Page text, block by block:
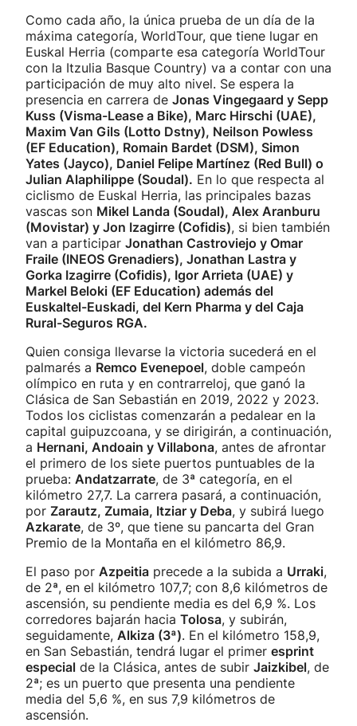
Como cada año, la única prueba de un día de la
máxima categoría, WorldTour, que tiene lugar en
Euskal Herria (comparte esa categoría WorldTour
con la Itzulia Basque Country) va a contar con una
participación de muy alto nivel. Se espera la
presencia en carrera de Jonas Vingegaard y Sepp
Kuss (Visma-Lease a Bike), Marc Hirschi (UAE),
Maxim Van Gils (Lotto Dstny), Neilson Powless
(EF Education), Romain Bardet (DSM), Simon
Yates (Jayco), Daniel Felipe Martínez (Red Bull) o
Julian Alaphilippe (Soudal). En lo que respecta al
ciclismo de Euskal Herria, las principales bazas
vascas son Mikel Landa (Soudal), Alex Aranburu
(Movistar) y Jon Izagirre (Cofidis), si bien también
van a participar Jonathan Castroviejo y Omar
Fraile (INEOS Grenadiers), Jonathan Lastra y
Gorka Izagirre (Cofidis), Igor Arrieta (UAE) y
Markel Beloki (EF Education) además del
Euskaltel-Euskadi, del Kern Pharma y del Caja
Rural-Seguros RGA.
Quien consiga llevarse la victoria sucederá en el
palmarés a Remco Evenepoel, doble campeón
olímpico en ruta y en contrarreloj, que ganó la
Clásica de San Sebastián en 2019, 2022 y 2023.
Todos los ciclistas comenzarán a pedalear en la
capital guipuzcoana, y se dirigirán, a continuación,
a Hernani, Andoain y Villabona, antes de afrontar
el primero de los siete puertos puntuables de la
prueba: Andatzarrate, de 3ª categoría, en el
kilómetro 27,7. La carrera pasará, a continuación,
por Zarautz, Zumaia, Itziar y Deba, y subirá luego
Azkarate, de 3º, que tiene su pancarta del Gran
Premio de la Montaña en el kilómetro 86,9.
El paso por Azpeitia precede a la subida a Urraki,
de 2ª, en el kilómetro 107,7; con 8,6 kilómetros de
ascensión, su pendiente media es del 6,9 %. Los
corredores bajarán hacia Tolosa, y subirán,
seguidamente, Alkiza (3ª). En el kilómetro 158,9,
en San Sebastián, tendrá lugar el primer esprint
especial de la Clásica, antes de subir Jaizkibel, de
2ª; es un puerto que presenta una pendiente
media del 5,6 %, en sus 7,9 kilómetros de
ascensión.